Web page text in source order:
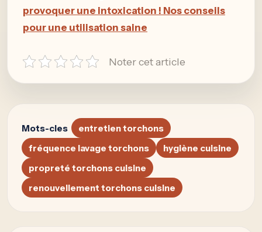
provoquer une intoxication ! Nos conseils
pour une utilisation saine
Noter cet article
Mots-cles
entretien torchons
fréquence lavage torchons
hygiène cuisine
propreté torchons cuisine
renouvellement torchons cuisine